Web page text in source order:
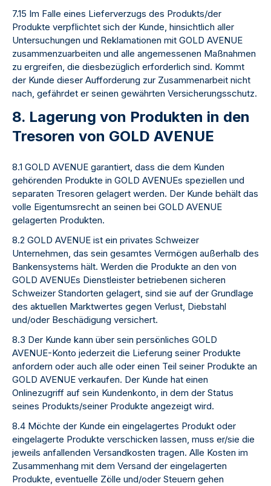
7.15 Im Falle eines Lieferverzugs des Produkts/der
Produkte verpflichtet sich der Kunde, hinsichtlich aller
Untersuchungen und Reklamationen mit GOLD AVENUE
zusammenzuarbeiten und alle angemessenen Maßnahmen
zu ergreifen, die diesbezüglich erforderlich sind. Kommt
der Kunde dieser Aufforderung zur Zusammenarbeit nicht
nach, gefährdet er seinen gewährten Versicherungsschutz.
8. Lagerung von Produkten in den
Tresoren von GOLD AVENUE
8.1 GOLD AVENUE garantiert, dass die dem Kunden
gehörenden Produkte in GOLD AVENUEs speziellen und
separaten Tresoren gelagert werden. Der Kunde behält das
volle Eigentumsrecht an seinen bei GOLD AVENUE
gelagerten Produkten.
8.2 GOLD AVENUE ist ein privates Schweizer
Unternehmen, das sein gesamtes Vermögen außerhalb des
Bankensystems hält. Werden die Produkte an den von
GOLD AVENUEs Dienstleister betriebenen sicheren
Schweizer Standorten gelagert, sind sie auf der Grundlage
des aktuellen Marktwertes gegen Verlust, Diebstahl
und/oder Beschädigung versichert.
8.3 Der Kunde kann über sein persönliches GOLD
AVENUE-Konto jederzeit die Lieferung seiner Produkte
anfordern oder auch alle oder einen Teil seiner Produkte an
GOLD AVENUE verkaufen. Der Kunde hat einen
Onlinezugriff auf sein Kundenkonto, in dem der Status
seines Produkts/seiner Produkte angezeigt wird.
8.4 Möchte der Kunde ein eingelagertes Produkt oder
eingelagerte Produkte verschicken lassen, muss er/sie die
jeweils anfallenden Versandkosten tragen. Alle Kosten im
Zusammenhang mit dem Versand der eingelagerten
Produkte, eventuelle Zölle und/oder Steuern gehen